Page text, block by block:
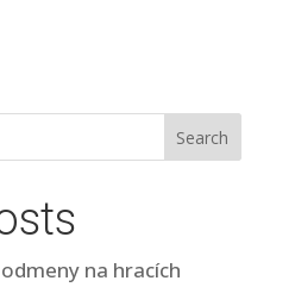
Search
na hracích